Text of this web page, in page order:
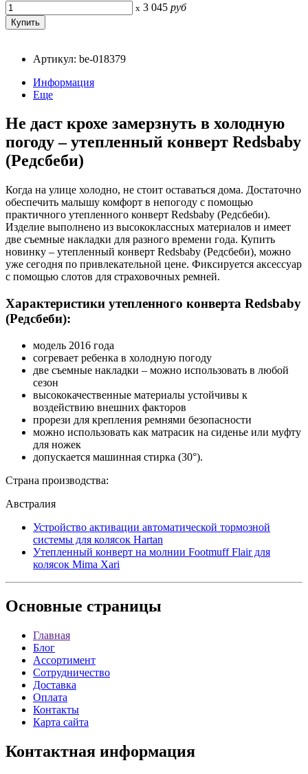
x 3 045 руб
Артикул: be-018379
Информация
Еще
Не даст крохе замерзнуть в холодную
погоду – утепленный конверт Redsbaby
(Редсбеби)
Когда на улице холодно, не стоит оставаться дома. Достаточно
обеспечить малышу комфорт в непогоду с помощью
практичного утепленного конверт Redsbaby (Редсбеби).
Изделие выполнено из высококлассных материалов и имеет
две съемные накладки для разного времени года. Купить
новинку – утепленный конверт Redsbaby (Редсбеби), можно
уже сегодня по привлекательной цене. Фиксируется аксессуар
с помощью слотов для страховочных ремней.
Характеристики утепленного конверта Redsbaby
(Редсбеби):
модель 2016 года
согревает ребенка в холодную погоду
две съемные накладки – можно использовать в любой
сезон
высококачественные материалы устойчивы к
воздействию внешних факторов
прорези для крепления ремнями безопасности
можно использовать как матрасик на сиденье или муфту
для ножек
допускается машинная стирка (30°).
Страна производства:
Австралия
Устройство активации автоматической тормозной
системы для колясок Hartan
Утепленный конверт на молнии Footmuff Flair для
колясок Mima Xari
Основные страницы
Главная
Блог
Ассортимент
Сотрудничество
Доставка
Оплата
Контакты
Карта сайта
Контактная информация